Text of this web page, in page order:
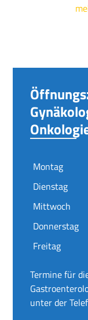
Montag
Dienstag
Mittwoch
Donnerstag
Freitag
Termine für
unter der